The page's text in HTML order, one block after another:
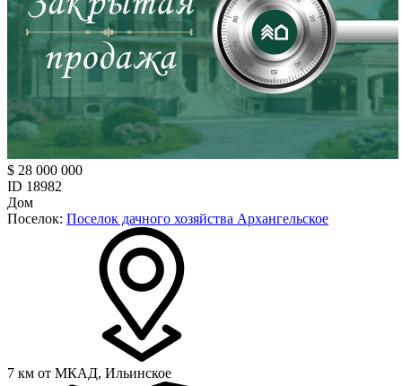
$ 28 000 000
ID 18982
Дом
Поселок: Поселок дачного хозяйства Архангельское
7 км от МКАД, Ильинское